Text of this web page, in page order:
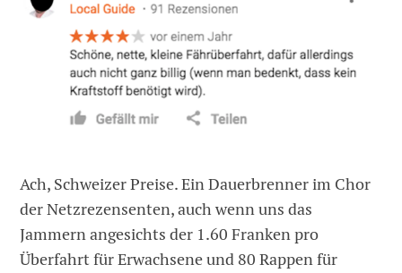
Ach, Schweizer Preise. Ein Dauerbrenner im Chor
der Netzrezensenten, auch wenn uns das
Jammern angesichts der 1.60 Franken pro
Überfahrt für Erwachsene und 80 Rappen für